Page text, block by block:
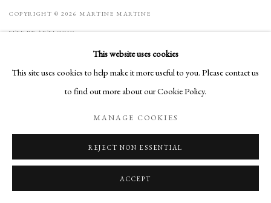
COPYRIGHT © 2026 MARTINE MARTINE
SITE BY ARTLOGIC
This website uses cookies
This site uses cookies to help make it more useful to you. Please contact us
to find out more about our Cookie Policy.
MANAGE COOKIES
REJECT NON ESSENTIAL
ACCEPT